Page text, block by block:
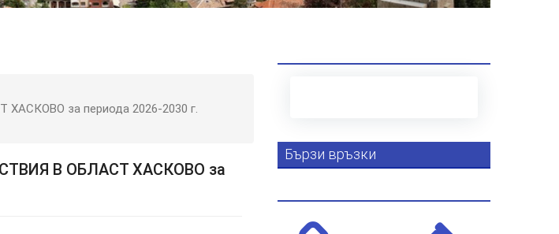
за периода 2026-2030 г.
В ОБЛАСТ ХАСКОВО за
Бързи връзки